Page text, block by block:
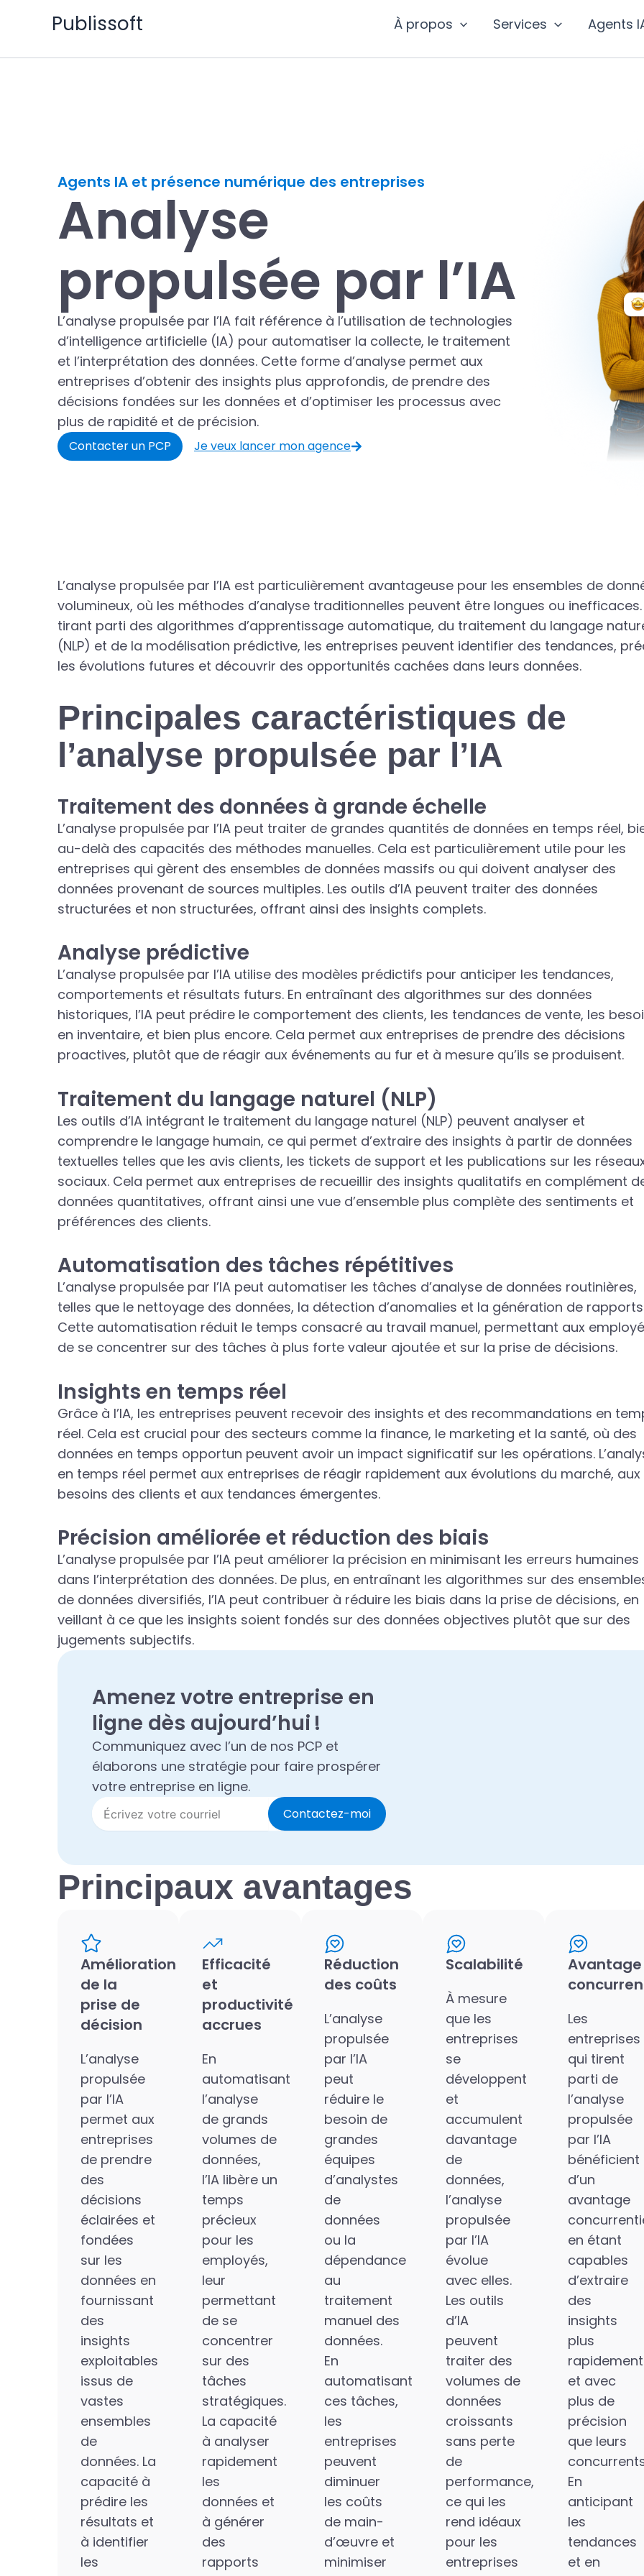
Publissoft À propos Services Agents
Agents IA et présence numérique des entreprises
Analyse
propulsée par l’IA
L’analyse propulsée par l’IA fait référence à l’utilisation de technologies
d’intelligence artificielle (IA) pour automatiser la collecte, le traitement
et l’interprétation des données. Cette forme d’analyse permet aux
entreprises d’obtenir des insights plus approfondis, de prendre des
décisions fondées sur les données et d’optimiser les processus avec
plus de rapidité et de précision.
Contacter un PCP Je veux lancer mon agence
L’analyse propulsée par l’IA est particulièrement avantageuse pour les ensembles de
volumineux, où les méthodes d’analyse traditionnelles peuvent être longues ou inefficaces.
tirant parti des algorithmes d’apprentissage automatique, du traitement du langage
(NLP) et de la modélisation prédictive, les entreprises peuvent identifier des tendances,
les évolutions futures et découvrir des opportunités cachées dans leurs données.
Principales caractéristiques de
l’analyse propulsée par l’IA
Traitement des données à grande échelle
L’analyse propulsée par l’IA peut traiter de grandes quantités de données en temps réel,
au-delà des capacités des méthodes manuelles. Cela est particulièrement utile pour les
entreprises qui gèrent des ensembles de données massifs ou qui doivent analyser des
données provenant de sources multiples. Les outils d’IA peuvent traiter des données
structurées et non structurées, offrant ainsi des insights complets.
Analyse prédictive
L’analyse propulsée par l’IA utilise des modèles prédictifs pour anticiper les tendances,
comportements et résultats futurs. En entraînant des algorithmes sur des données
historiques, l’IA peut prédire le comportement des clients, les tendances de vente, les
en inventaire, et bien plus encore. Cela permet aux entreprises de prendre des décisions
proactives, plutôt que de réagir aux événements au fur et à mesure qu’ils se produisent.
Traitement du langage naturel (NLP)
Les outils d’IA intégrant le traitement du langage naturel (NLP) peuvent analyser et
comprendre le langage humain, ce qui permet d’extraire des insights à partir de données
textuelles telles que les avis clients, les tickets de support et les publications sur les
sociaux. Cela permet aux entreprises de recueillir des insights qualitatifs en complément
données quantitatives, offrant ainsi une vue d’ensemble plus complète des sentiments et
préférences des clients.
Automatisation des tâches répétitives
L’analyse propulsée par l’IA peut automatiser les tâches d’analyse de données routinières,
telles que le nettoyage des données, la détection d’anomalies et la génération de
Cette automatisation réduit le temps consacré au travail manuel, permettant aux
de se concentrer sur des tâches à plus forte valeur ajoutée et sur la prise de décisions.
Insights en temps réel
Grâce à l’IA, les entreprises peuvent recevoir des insights et des recommandations en
réel. Cela est crucial pour des secteurs comme la finance, le marketing et la santé, où des
données en temps opportun peuvent avoir un impact significatif sur les opérations.
en temps réel permet aux entreprises de réagir rapidement aux évolutions du marché, aux
besoins des clients et aux tendances émergentes.
Précision améliorée et réduction des biais
L’analyse propulsée par l’IA peut améliorer la précision en minimisant les erreurs humaines
dans l’interprétation des données. De plus, en entraînant les algorithmes sur des
de données diversifiés, l’IA peut contribuer à réduire les biais dans la prise de décisions, en
veillant à ce que les insights soient fondés sur des données objectives plutôt que sur des
jugements subjectifs.
Amenez votre entreprise en
ligne dès aujourd’hui !
Communiquez avec l’un de nos PCP et
élaborons une stratégie pour faire prospérer
votre entreprise en ligne.
Contactez-moi
Principaux avantages
Amélioration
de la
prise de
décision
L’analyse
propulsée
par l’IA
permet aux
entreprises
de prendre
des
décisions
éclairées et
fondées
sur les
données en
fournissant
des
insights
exploitables
issus de
vastes
ensembles
de
données. La
capacité à
prédire les
résultats et
à identifier
les
Efficacité
et
productivité
accrues
En
automatisant
l’analyse
de grands
volumes de
données,
l’IA libère un
temps
précieux
pour les
employés,
leur
permettant
de se
concentrer
sur des
tâches
stratégiques.
La capacité
à analyser
rapidement
les
données et
à générer
des
rapports
Réduction
des coûts
L’analyse
propulsée
par l’IA
peut
réduire le
besoin de
grandes
équipes
d’analystes
de
données
ou la
dépendance
au
traitement
manuel des
données.
En
automatisant
ces tâches,
les
entreprises
peuvent
diminuer
les coûts
de main-
d’œuvre et
minimiser
Scalabilité
À mesure
que les
entreprises
se
développent
et
accumulent
davantage
de
données,
l’analyse
propulsée
par l’IA
évolue
avec elles.
Les outils
d’IA
peuvent
traiter des
volumes de
données
croissants
sans perte
de
performance,
ce qui les
rend idéaux
pour les
entreprises
Avantage
Les
entreprises
qui tirent
parti de
l’analyse
propulsée
par l’IA
bénéficient
d’un
avantage
en étant
capables
d’extraire
des
insights
plus
rapidement
et avec
plus de
précision
que leurs
En
anticipant
les
tendances
et en